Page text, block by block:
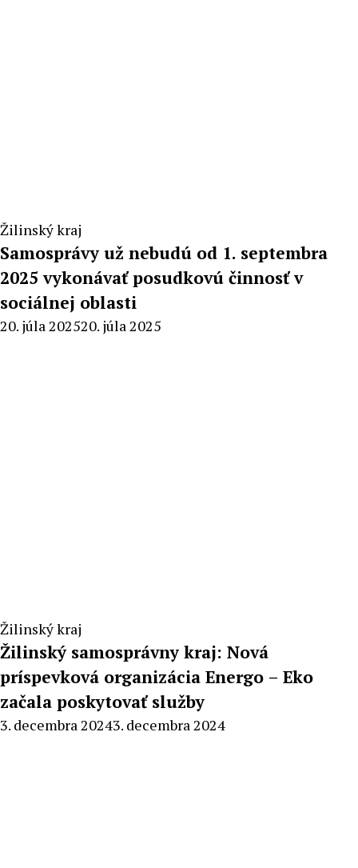
Žilinský kraj
Samosprávy už nebudú od 1. septembra
2025 vykonávať posudkovú činnosť v
sociálnej oblasti
By
20. júla 202520. júla 2025
Žilinský kraj
Žilinský samosprávny kraj: Nová
príspevková organizácia Energo – Eko
začala poskytovať služby
By
3. decembra 20243. decembra 2024